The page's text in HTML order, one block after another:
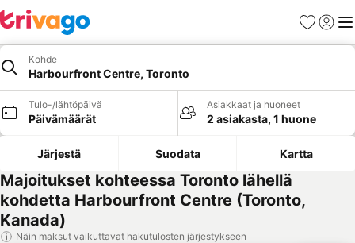
Suosikit
Kohde
Harbourfront Centre, Toronto
Tulo-/lähtöpäivä
Päivämäärät
Asiakkaat ja huoneet
2 asiakasta, 1 huone
Järjestä Suodata Kartta
Majoitukset kohteessa Toronto lähellä
kohdetta Harbourfront Centre (Toronto,
Kanada)
Näin maksut vaikuttavat hakutulosten järjestykseen